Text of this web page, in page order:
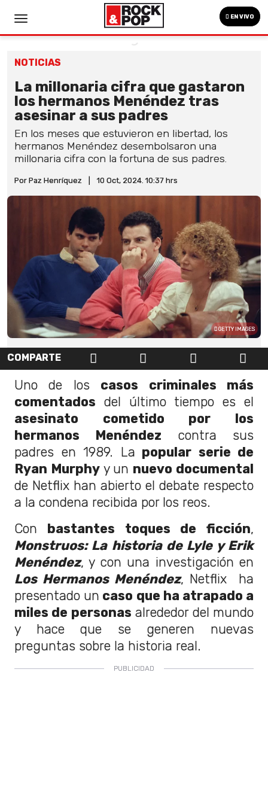
EN VIVO
NOTICIAS
La millonaria cifra que gastaron
los hermanos Menéndez tras
asesinar a sus padres
En los meses que estuvieron en libertad, los
hermanos Menéndez desembolsaron una
millonaria cifra con la fortuna de sus padres.
Por Paz Henríquez 10 Oct, 2024. 10:37 hrs
GETTY IMAGES
COMPARTE
Uno de los casos criminales más
comentados del último tiempo es el
asesinato cometido por los
hermanos Menéndez contra sus
padres en 1989. La popular serie de
Ryan Murphyy un nuevo documental
de Netflix han abierto el debate respecto
a la condena recibida por los reos.
Con bastantes toques de ficción,
Monstruos: La historia de Lyle y Erik
Menéndez, y con una investigación en
Los Hermanos Menéndez, Netflix ha
presentado un caso que ha atrapado a
miles de personas alrededor del mundo
y hace que se generen nuevas
preguntas sobre la historia real.